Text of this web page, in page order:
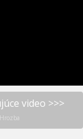
video >>>